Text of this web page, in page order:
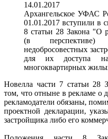
14.01.2017
Архангельское УФАС
01.01.2017 вступили в
8 статьи 28 Закона "О
(в перспективе)
недобросовестных
для их доступа на
многоквартирных
Новелла части 7 статьи 28
том, что отныне в рекламе о
рекламодатели обязаны,
проектной декларации,
застройщика либо его